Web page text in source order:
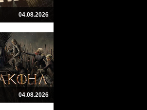
04.08.2026
04.08.2026